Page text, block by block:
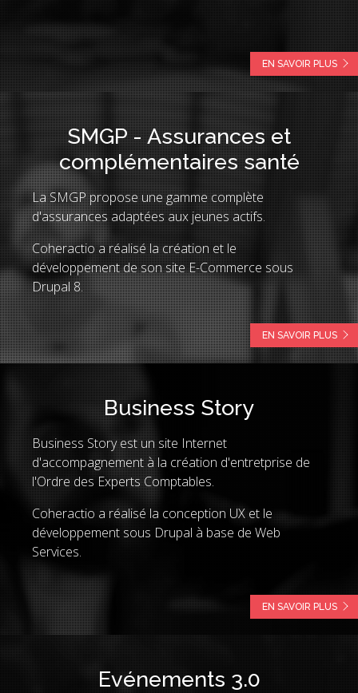
EN SAVOIR PLUS
SMGP - Assurances et
complémentaires santé
La SMGP propose une gamme complète
d'assurances adaptées aux jeunes actifs.
Coheractio a réalisé la création et le
développement de son site E-Commerce sous
Drupal 8.
EN SAVOIR PLUS
Business Story
Business Story est un site Internet
d'accompagnement à la création d'entretprise de
l'Ordre des Experts Comptables.
Coheractio a réalisé la conception UX et le
développement sous Drupal à base de Web
Services.
EN SAVOIR PLUS
Evénements 3.0